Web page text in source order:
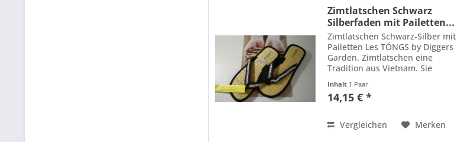
Zimtlatschen Schwarz
Silberfaden mit Pailetten...
Zimtlatschen Schwarz-Silber mit
Pailetten Les TÓNGS by Diggers
Garden. Zimtlatschen eine
Tradition aus Vietnam. Sie
Wohlbefinden über die
Akupressunrpunkte der
Wohltuenden Eigenschaften
des...
Inhalt 1 Paar
14,15 € *
Vergleichen Merken